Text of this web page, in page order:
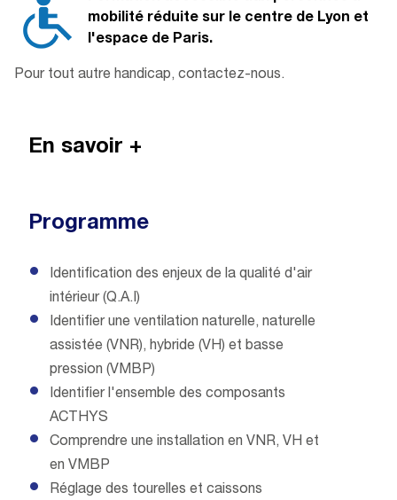
mobilité réduite sur le centre de Lyon et
l'espace de Paris.
Pour tout autre handicap, contactez-nous.
En savoir +
Programme
Identification des enjeux de la qualité d'air
intérieur (Q.A.I)
Identifier une ventilation naturelle, naturelle
assistée (VNR), hybride (VH) et basse
pression (VMBP)
Identifier l'ensemble des composants
ACTHYS
Comprendre une installation en VNR, VH et
en VMBP
Réglage des tourelles et caissons